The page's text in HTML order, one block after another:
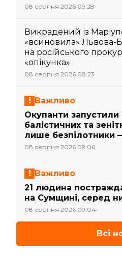
08 серпня 2026 09:28
Викрадений із
«всиновила» Львова-
на російського
«опікунка»
08 серпня 2026 08:23
Важливо
Окупанти запустили
балістичних та
лише безпілотники
08 серпня 2026 09:06
Важливо
21 людина
на Сумщині, серед
08 серпня 2026 09:04
Всі